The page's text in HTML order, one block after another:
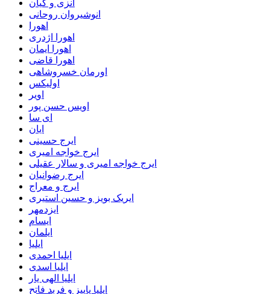
انزی و کیان
انوشیروان روحانی
اهورا
اهورا اژدری
اهورا ایمان
اهورا قاضی
اورمان خسروشاهی
اولیکس
اویر
اویس حسن پور
ای سا
ایان
ایرج حسینی
ایرج خواجه امیری
ایرج خواجه امیری و سالار عقیلی
ایرج رضوانیان
ایرج و معراج
ایریک بویز و حسین استیری
ایزدمهر
ایسام
ایلمان
ایلیا
ایلیا احمدی
ایلیا اسدی
ایلیا الهی یار
ایلیا پاییز و فربد فاتح